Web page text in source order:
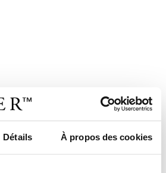
Détails À propos des cookies